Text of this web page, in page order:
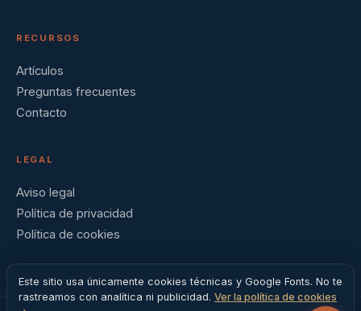
RECURSOS
Artículos
Preguntas frecuentes
Contacto
LEGAL
Aviso legal
Política de privacidad
Política de cookies
Este sitio usa únicamente cookies técnicas y Google Fonts. No te
rastreamos con analítica ni publicidad. Ver la política de cookies